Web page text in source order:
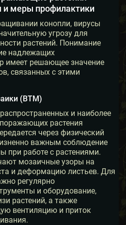
меры профилактики
конопли, вирусы
угрозу для
растений. Понимание
надлежащих
имеет решающее значение
связанных с этими
(ВТМ)
и наиболее
растения
через физический
важным соблюдение
при работе с растениями.
мозаичные узоры на
и деформацию листьев. Для
регулярно
и оборудование,
растений, а также
вентиляцию и приток